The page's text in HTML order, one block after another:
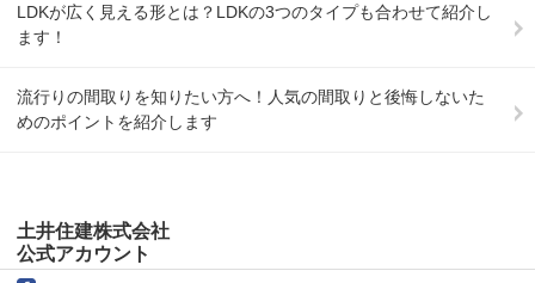
LDKが広く見える形とは？LDKの3つのタイプも合わせて紹介し
ます！
流行りの間取りを知りたい方へ！人気の間取りと後悔しないた
めのポイントを紹介します
土井住建株式会社
公式アカウント